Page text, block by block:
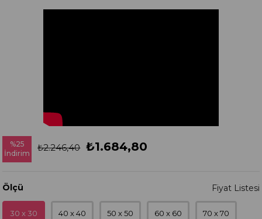
%25
İndirim
₺2.246,40 ₺1.684,80
Ölçü
30 x 30 40 x 40 50 x 50 60 x 60 70 x 70